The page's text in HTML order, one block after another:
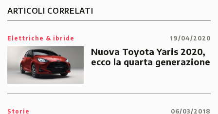
ARTICOLI CORRELATI
Elettriche & ibride 19/04/2020
Nuova Toyota Yaris 2020,
ecco la quarta generazione
Storie 06/03/2018